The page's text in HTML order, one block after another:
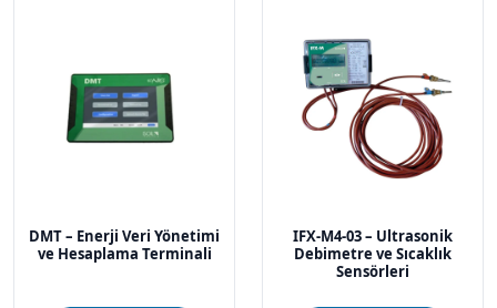
DMT – Enerji Veri Yönetimi
ve Hesaplama Terminali
IFX-M4-03 – Ultrasonik
Debimetre ve Sıcaklık
Sensörleri